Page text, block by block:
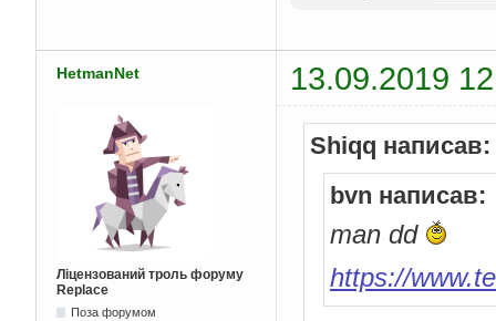
HetmanNet 13.09.2019
Ліцензований троль форуму
Replace
Поза форумом
Shiqq написав:
bvn написав:
man dd
https://